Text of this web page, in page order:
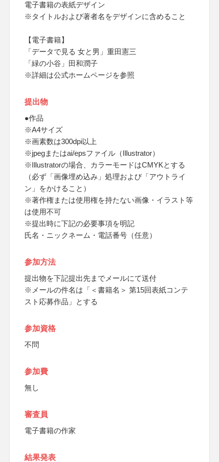
電子書籍の表紙デザイン
※タイトルおよび著者名をデザインに含めること
【電子書籍】
「データで見る 女と男」重田憲三
「緑の小谷」田和潤子
※詳細は公式ホームページを参照
提出物
●作品
※A4サイズ
※画素数は300dpi以上
※jpegまたはai/epsファイル（Illustrator）
※Illustratorの場合、カラーモードはCMYKとする
（必ず「画像埋め込み」処理および「アウトライ
ン」をかけること）
※著作権または使用権を持たない画像・イラスト等
は使用不可
※提出時に下記の必要事項を明記
氏名・ニックネーム・電話番号（任意）
参加方法
提出物を下記提出先までメールにて送付
※メールの件名は「＜書籍名＞ 第15回表紙コンテ
スト応募作品」とする
参加資格
不問
参加費
無し
審査員
電子書籍の作家
結果発表